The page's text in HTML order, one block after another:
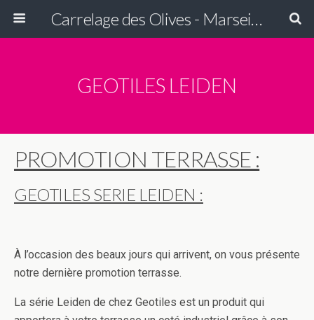
Carrelage des Olives - Marseille
GEOTILES LEIDEN
PROMOTION TERRASSE :
GEOTILES SERIE LEIDEN :
À l’occasion des beaux jours qui arrivent, on vous présente
notre dernière promotion terrasse.
La série Leiden de chez Geotiles est un produit qui